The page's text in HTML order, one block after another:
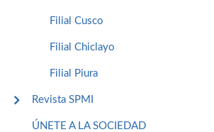
Filial Cusco
Filial Chiclayo
Filial Piura
Revista SPMI
ÚNETE A LA SOCIEDAD